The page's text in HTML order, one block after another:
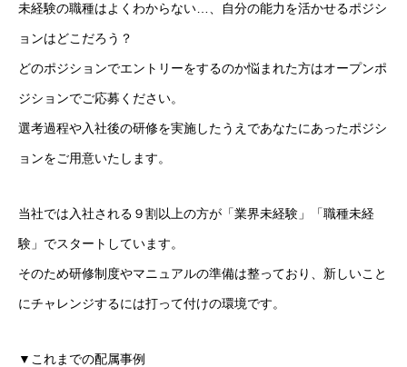
未経験の職種はよくわからない…、自分の能力を活かせるポジシ
ョンはどこだろう？
どのポジションでエントリーをするのか悩まれた方はオープンポ
ジションでご応募ください。
選考過程や入社後の研修を実施したうえであなたにあったポジシ
ョンをご用意いたします。
当社では入社される９割以上の方が「業界未経験」「職種未経
験」でスタートしています。
そのため研修制度やマニュアルの準備は整っており、新しいこと
にチャレンジするには打って付けの環境です。
▼これまでの配属事例